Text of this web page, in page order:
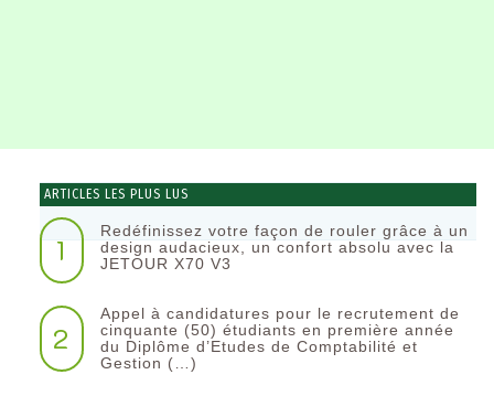
ARTICLES LES PLUS LUS
1
Redéfinissez votre façon de rouler grâce à un
design audacieux, un confort absolu avec la
JETOUR X70 V3
2
Appel à candidatures pour le recrutement de
cinquante (50) étudiants en première année
du Diplôme d’Etudes de Comptabilité et
Gestion (…)